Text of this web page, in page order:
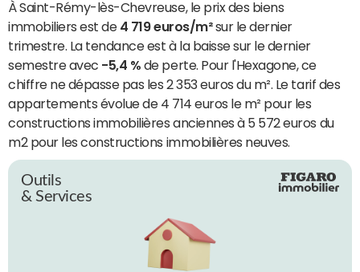
À Saint-Rémy-lès-Chevreuse, le prix des biens
immobiliers est de 4 719 euros/m²sur le dernier
trimestre. La tendance est à la baisse sur le dernier
semestre avec -5,4 % de perte. Pour l'Hexagone, ce
chiffre ne dépasse pas les 2 353 euros du m². Le tarif des
appartements évolue de 4 714 euros le m² pour les
constructions immobilières anciennes à 5 572 euros du
m2 pour les constructions immobilières neuves.
Outils
& Services